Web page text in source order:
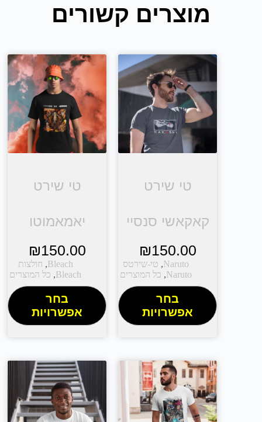
מוצרים קשורים
טי שירט
קאקאשי סנסיי
₪150.00
Naruto
, טי-שירטס
Naruto
, כל המוצרים
בחר
אפשרויות
טי שירט
יאמאמוטו
₪150.00
Bleach
, חולצות
Bleach
, כל המוצרים
בחר
אפשרויות